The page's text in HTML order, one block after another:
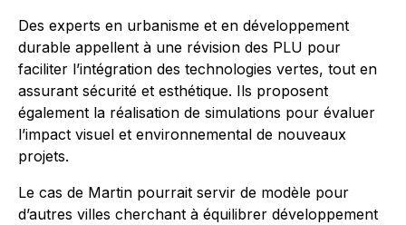
Des experts en urbanisme et en développement
durable appellent à une révision des PLU pour
faciliter l’intégration des technologies vertes, tout en
assurant sécurité et esthétique. Ils proposent
également la réalisation de simulations pour évaluer
l’impact visuel et environnemental de nouveaux
projets.
Le cas de Martin pourrait servir de modèle pour
d’autres villes cherchant à équilibrer développement